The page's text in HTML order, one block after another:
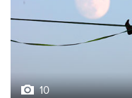
10